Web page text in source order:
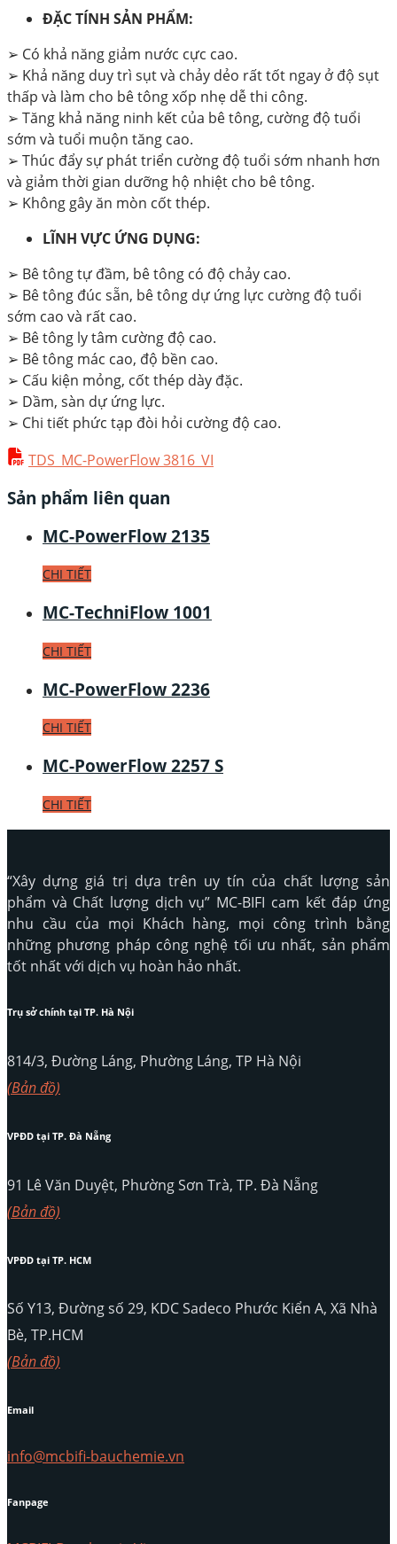
ĐẶC TÍNH SẢN PHẨM:
➢ Có khả năng giảm nước cực cao.
➢ Khả năng duy trì sụt và chảy dẻo rất tốt ngay ở độ sụt
thấp và làm cho bê tông xốp nhẹ dễ thi công.
➢ Tăng khả năng ninh kết của bê tông, cường độ tuổi
sớm và tuổi muộn tăng cao.
➢ Thúc đẩy sự phát triển cường độ tuổi sớm nhanh hơn
và giảm thời gian dưỡng hộ nhiệt cho bê tông.
➢ Không gây ăn mòn cốt thép.
LĨNH VỰC ỨNG DỤNG:
➢ Bê tông tự đầm, bê tông có độ chảy cao.
➢ Bê tông đúc sẵn, bê tông dự ứng lực cường độ tuổi
sớm cao và rất cao.
➢ Bê tông ly tâm cường độ cao.
➢ Bê tông mác cao, độ bền cao.
➢ Cấu kiện mỏng, cốt thép dày đặc.
➢ Dầm, sàn dự ứng lực.
➢ Chi tiết phức tạp đòi hỏi cường độ cao.
TDS_MC-PowerFlow 3816_VI
Sản phẩm liên quan
MC-PowerFlow 2135
CHI TIẾT
MC-TechniFlow 1001
CHI TIẾT
MC-PowerFlow 2236
CHI TIẾT
MC-PowerFlow 2257 S
CHI TIẾT
“Xây dựng giá trị dựa trên uy tín của chất lượng sản
phẩm và Chất lượng dịch vụ” MC-BIFI cam kết đáp ứng
nhu cầu của mọi Khách hàng, mọi công trình bằng
những phương pháp công nghệ tối ưu nhất, sản phẩm
tốt nhất với dịch vụ hoàn hảo nhất.
Trụ sở chính tại TP. Hà Nội
814/3, Đường Láng, Phường Láng, TP Hà Nội
(Bản đồ)
VPĐD tại TP. Đà Nẵng
91 Lê Văn Duyệt, Phường Sơn Trà, TP. Đà Nẵng
(Bản đồ)
VPĐD tại TP. HCM
Số Y13, Đường số 29, KDC Sadeco Phước Kiển A, Xã Nhà
Bè, TP.HCM
(Bản đồ)
Email
info@mcbifi-bauchemie.vn
Fanpage